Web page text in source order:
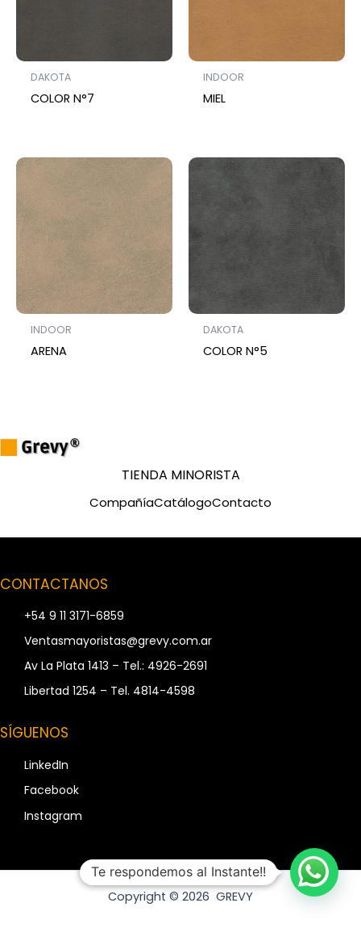
DAKOTA
COLOR N°7
INDOOR
MIEL
INDOOR
ARENA
DAKOTA
COLOR N°5
TIENDA MINORISTA
CompañíaCatálogoContacto
CONTACTANOS
+54 9 11 3171-6859
Ventasmayoristas@grevy.com.ar
Av La Plata 1413 – Tel.: 4926-2691
Libertad 1254 – Tel. 4814-4598
SÍGUENOS
LinkedIn
Facebook
Instagram
Copyright © 2026 GREVY
Te respondemos al Instante!!